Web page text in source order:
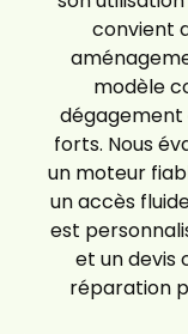
convient
modèle
dégagement
forts. Nous
un moteur
un accès
est
et un devis
réparation